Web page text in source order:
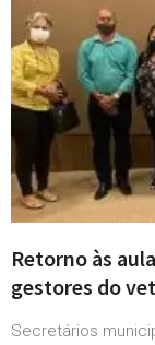
Retorno às
gestores do
Secretários